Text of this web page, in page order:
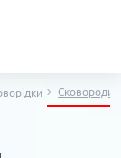
Сковороди-